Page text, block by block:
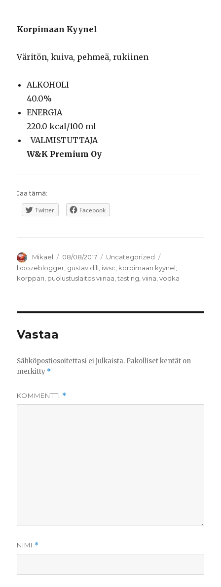
Korpimaan Kyynel
Väritön, kuiva, pehmeä, rukiinen
ALKOHOLI
40.0%
ENERGIA
220.0 kcal/100 ml
VALMISTUTTAJA
W&K Premium Oy
Jaa tämä:
Twitter Facebook
Kirjoittaja
Mikael Julkaistu
08/08/2017 Kategoriat
Uncategorized
boozeblogger gustav dill iwsc korpimaan kyynel
korppari puolustuslaitos viinaa ,tasting ,viina ,vodka
Vastaa
Sähköpostiosoitettasi ei julkaista. Pakolliset kentät on
merkitty *
KOMMENTTI *
NIMI *